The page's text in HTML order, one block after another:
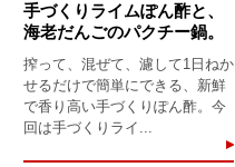
手づくりライムぽん酢と、
海老だんごのパクチー鍋。
搾って、混ぜて、濾して1日ねか
せるだけで簡単にできる、新鮮
で香り高い手づくりぽん酢。今
回は手づくりライ...